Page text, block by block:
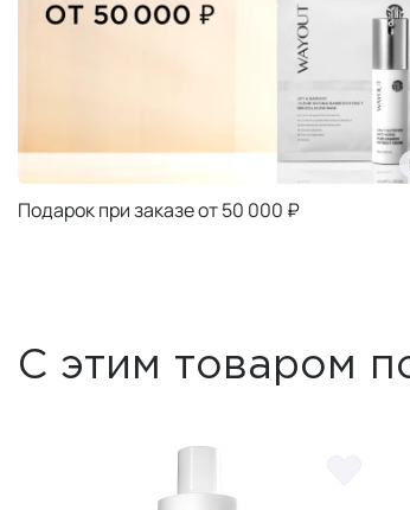
Подарок при заказе от 50 000 ₽
С этим товаром